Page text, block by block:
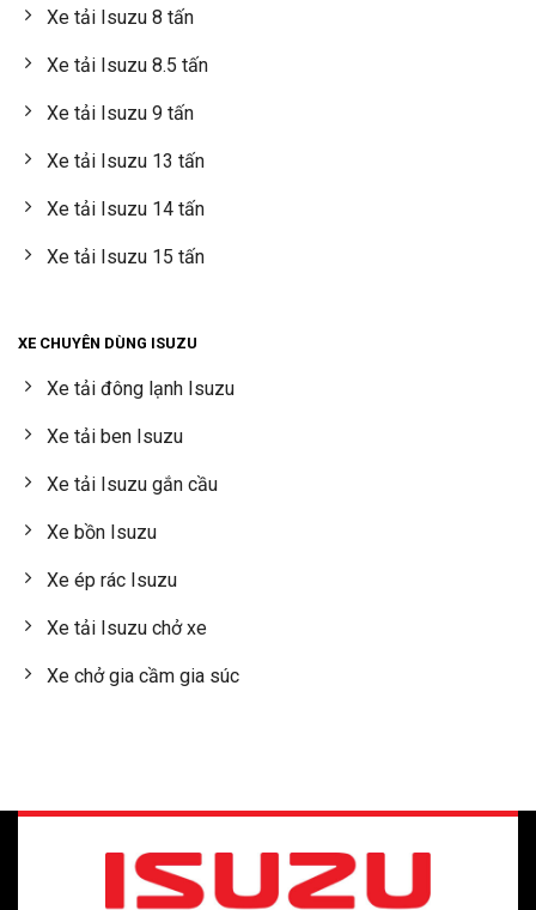
Xe tải Isuzu 8 tấn
Xe tải Isuzu 8.5 tấn
Xe tải Isuzu 9 tấn
Xe tải Isuzu 13 tấn
Xe tải Isuzu 14 tấn
Xe tải Isuzu 15 tấn
XE CHUYÊN DÙNG ISUZU
Xe tải đông lạnh Isuzu
Xe tải ben Isuzu
Xe tải Isuzu gắn cầu
Xe bồn Isuzu
Xe ép rác Isuzu
Xe tải Isuzu chở xe
Xe chở gia cầm gia súc